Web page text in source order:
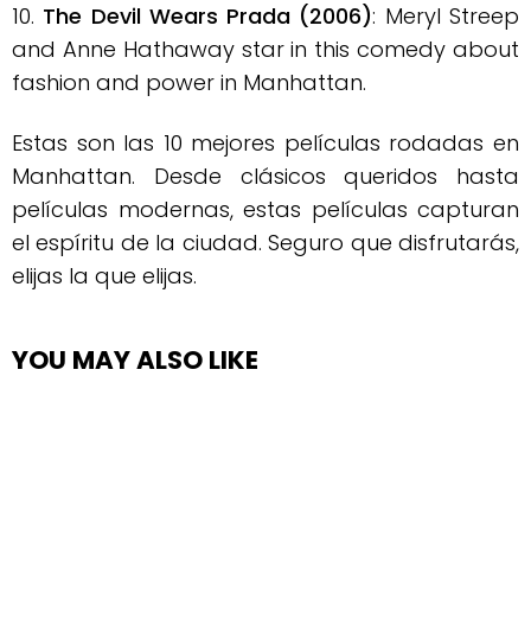
10. The Devil Wears Prada (2006): Meryl Streep
and Anne Hathaway star in this comedy about
fashion and power in Manhattan.
Estas son las 10 mejores películas rodadas en
Manhattan. Desde clásicos queridos hasta
películas modernas, estas películas capturan
el espíritu de la ciudad. Seguro que disfrutarás,
elijas la que elijas.
YOU MAY ALSO LIKE